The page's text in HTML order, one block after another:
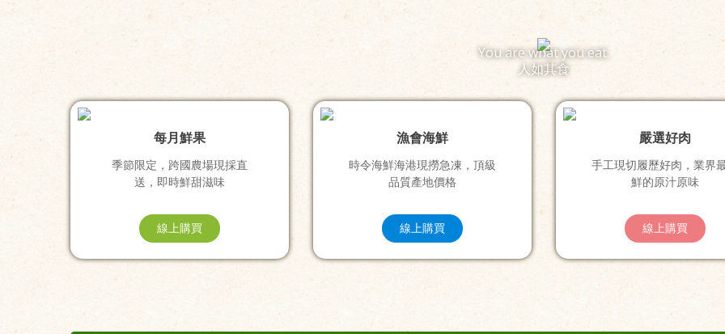
You are what you eat.
人如其食
每月鮮果
季節限定，跨國農場現採直
送，即時鮮甜滋味
線上購買
漁會海鮮
時令海鮮海港現撈急凍，頂級
品質產地價格
線上購買
嚴選好肉
手工現切履歷好肉，業界
鮮的原汁原味
線上購買